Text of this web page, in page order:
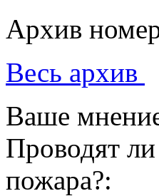
Архив
Весь архив
Ваше
Проводят
пожара?: